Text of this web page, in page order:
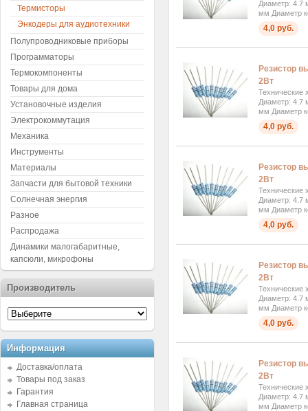
Диаметр: 4.7
мм Диаметр
4,0 руб.
Резистор
2Вт
Технические
Диаметр: 4.7
мм Диаметр
4,0 руб.
Резистор
2Вт
Технические
Диаметр: 4.7
мм Диаметр
4,0 руб.
Резистор
2Вт
Технические
Диаметр: 4.7
мм Диаметр
4,0 руб.
Резистор
2Вт
Технические
Диаметр: 4.7
мм Диаметр
Термисторы
Энкодеры для аудиотехники
Полупроводниковые приборы
Программаторы
Термокомпоненты
Товары для дома
Установочные изделия
Электрокоммутация
Механика
Инструменты
Материалы
Запчасти для бытовой техники
Солнечная энергия
Разное
Распродажа
Динамики малогабаритные,
капсюли, микрофоны
Производитель
Информация
Доставка/оплата
Товары под заказ
Гарантия
Главная страница